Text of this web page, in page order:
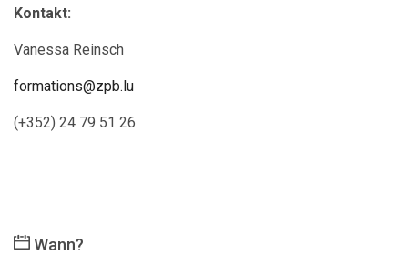
Kontakt:
Vanessa Reinsch
formations@zpb.lu
(+352) 24 79 51 26
Wann?